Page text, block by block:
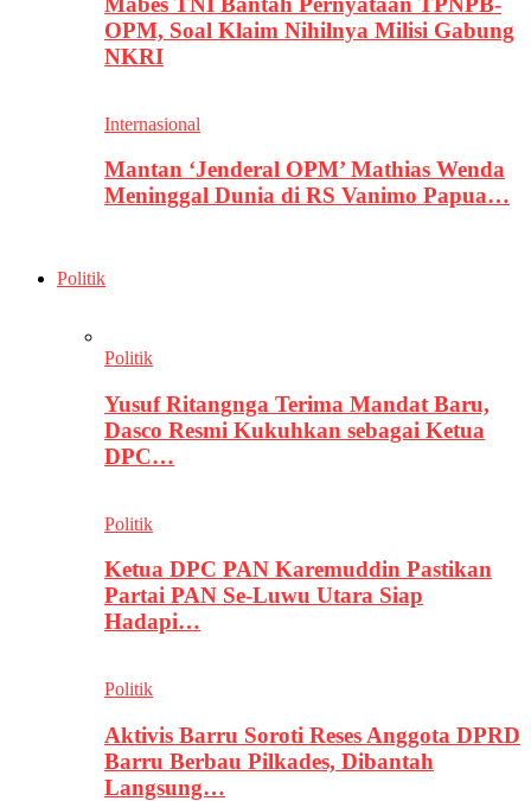
OPM, Soal Klaim Nihilnya Milisi Gabung
NKRI
Internasional
Mantan ‘Jenderal OPM’ Mathias Wenda
Meninggal Dunia di RS Vanimo Papua…
Politik
Politik
Yusuf Ritangnga Terima Mandat Baru,
Dasco Resmi Kukuhkan sebagai Ketua
DPC…
Politik
Ketua DPC PAN Karemuddin Pastikan
Partai PAN Se-Luwu Utara Siap
Hadapi…
Politik
Aktivis Barru Soroti Reses Anggota DPRD
Barru Berbau Pilkades, Dibantah
Langsung…